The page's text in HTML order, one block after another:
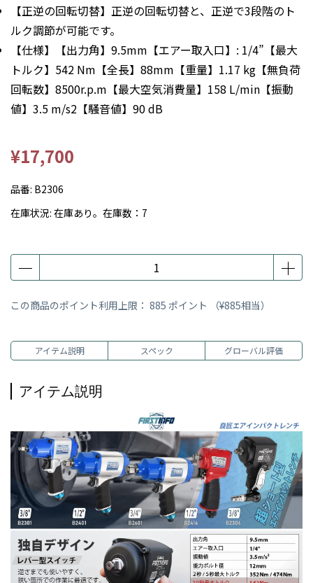
【正逆の回転切替】正逆の回転切替と、正逆で3段階のト
ルク調節が可能です。
【仕様】【出力角】9.5mm【エアー取入口】: 1/4”【最大
トルク】542 Nm【全長】88mm【重量】1.17 kg【無負荷
回転数】8500r.p.m【最大空気消費量】158 L/min【振動
値】3.5 m/s2【騒音値】90 dB
¥17,700
品番: B2306
在庫状況: 在庫あり。在庫数：7
この商品のポイント利用上限： 885 ポイント （¥885相当）
アイテム説明 スペック グローバル評価
アイテム説明